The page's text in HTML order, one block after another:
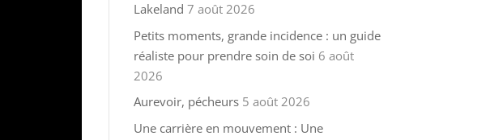
Lakeland 7 août 2026
Petits moments, grande incidence : un guide
réaliste pour prendre soin de soi 6 août
2026
Aurevoir, pécheurs 5 août 2026
Une carrière en mouvement : Une